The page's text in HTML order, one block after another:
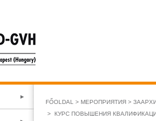
FŐOLDAL МЕРОПРИЯТИЯ
КУРС ПОВЫШЕНИЯ